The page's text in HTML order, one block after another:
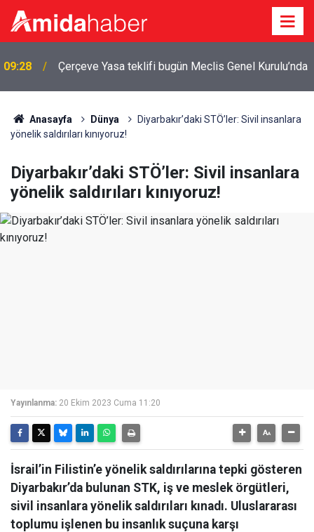
00:03 Diyarbakır’da anız yangınlarında düşüş: Risk sürüyor
Anasayfa Dünya
Diyarbakır’daki STÖ’ler: Sivil insanlara
yönelik saldırıları kınıyoruz!
Diyarbakır’daki STÖ’ler: Sivil insanlara
yönelik saldırıları kınıyoruz!
Yayınlanma: 20 Ekim 2023 Cuma 11:20
İsrail’in Filistin’e yönelik saldırılarına tepki gösteren
Diyarbakır’da bulunan STK, iş ve meslek örgütleri,
sivil insanlara yönelik saldırıları kınadı. Uluslararası
toplumu işlenen bu insanlık suçuna karşı